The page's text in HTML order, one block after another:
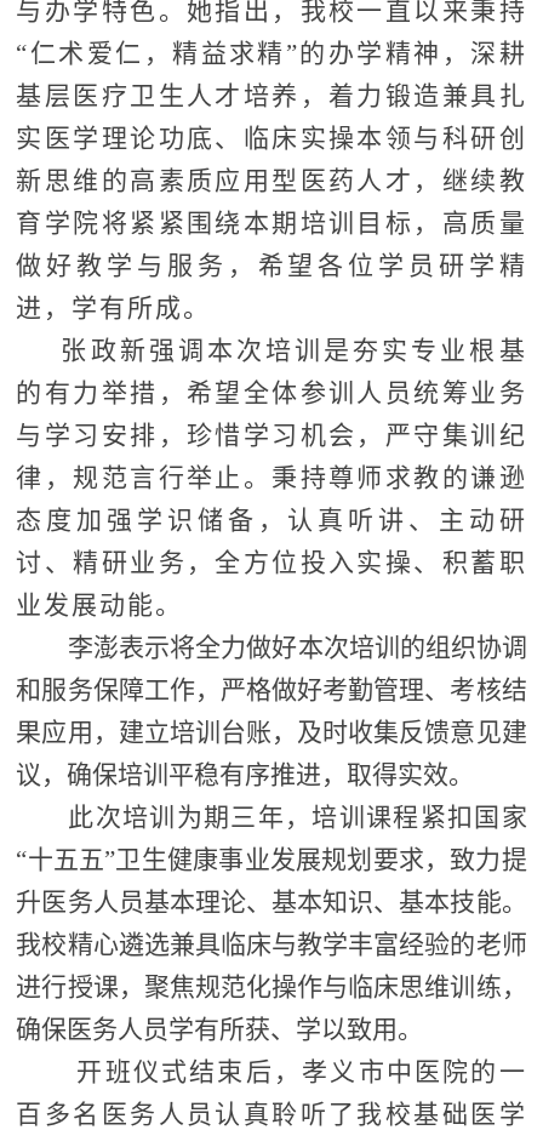
与办学特色。她指出，我校一直以来秉持
“仁术爱仁，精益求精”的办学精神，深耕
基层医疗卫生人才培养，着力锻造兼具扎
实医学理论功底、临床实操本领与科研创
新思维的高素质应用型医药人才，继续教
育学院将紧紧围绕本期培训目标，高质量
做好教学与服务，希望各位学员研学精
进，学有所成。
张政新强调本次培训是夯实专业根基
的有力举措，希望全体参训人员统筹业务
与学习安排，珍惜学习机会，严守集训纪
律，规范言行举止。秉持尊师求教的谦逊
态度加强学识储备，认真听讲、主动研
讨、精研业务，全方位投入实操、积蓄职
业发展动能。
李澎表示将全力做好本次培训的组织协调
和服务保障工作，严格做好考勤管理、考核结
果应用，建立培训台账，及时收集反馈意见建
议，确保培训平稳有序推进，取得实效。
此次培训为期三年，培训课程紧扣国家
“十五五”卫生健康事业发展规划要求，致力提
升医务人员基本理论、基本知识、基本技能。
我校精心遴选兼具临床与教学丰富经验的老师
进行授课，聚焦规范化操作与临床思维训练，
确保医务人员学有所获、学以致用。
开班仪式结束后，孝义市中医院的一
百多名医务人员认真聆听了我校基础医学